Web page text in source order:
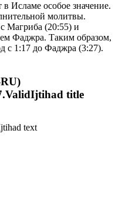
Исламе особое значение.
молитвы.
Магриба (20:55) и
Фаджра. Таким образом,
с 1:17 до Фаджра (3:27).
title
text